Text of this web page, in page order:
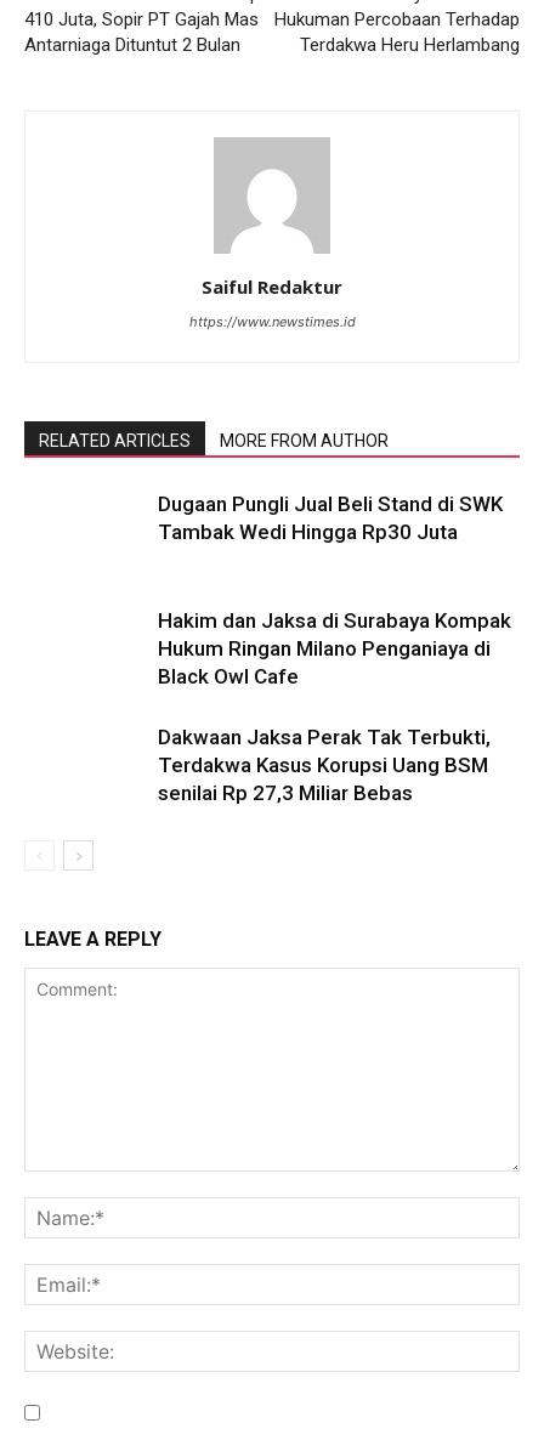
410 Juta, Sopir PT Gajah Mas
Antarniaga Dituntut 2 Bulan
Hukuman Percobaan Terhadap
Terdakwa Heru Herlambang
Saiful Redaktur
https://www.newstimes.id
RELATED ARTICLES MORE FROM AUTHOR
Dugaan Pungli Jual Beli Stand di SWK
Tambak Wedi Hingga Rp30 Juta
Hakim dan Jaksa di Surabaya Kompak
Hukum Ringan Milano Penganiaya di
Black Owl Cafe
Dakwaan Jaksa Perak Tak Terbukti,
Terdakwa Kasus Korupsi Uang BSM
senilai Rp 27,3 Miliar Bebas
LEAVE A REPLY